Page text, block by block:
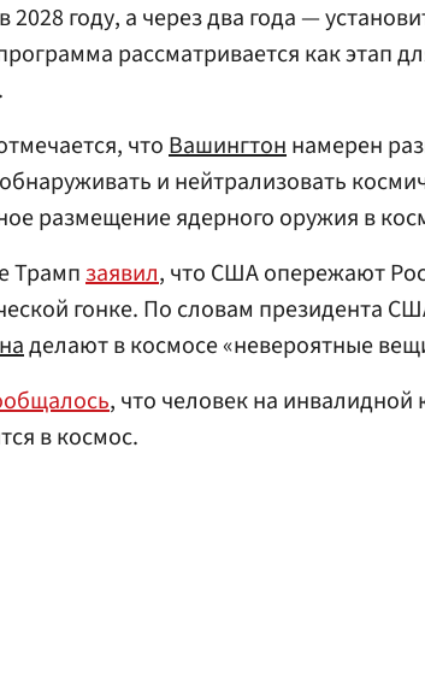
2028 году, а через два года —
рассматривается как этап
чтоВашингтоннамерен
и нейтрализовать
размещение ядерного оружия в
Трампзаявил, что США опережают
гонке. По словам президента
делают в космосе «невероятные
, что человек на инвалидной
в космос.